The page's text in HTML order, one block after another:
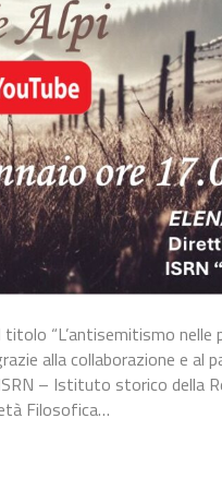
“L’antisemitismo nelle
alla collaborazione e al
– Istituto storico della
Filosofica…